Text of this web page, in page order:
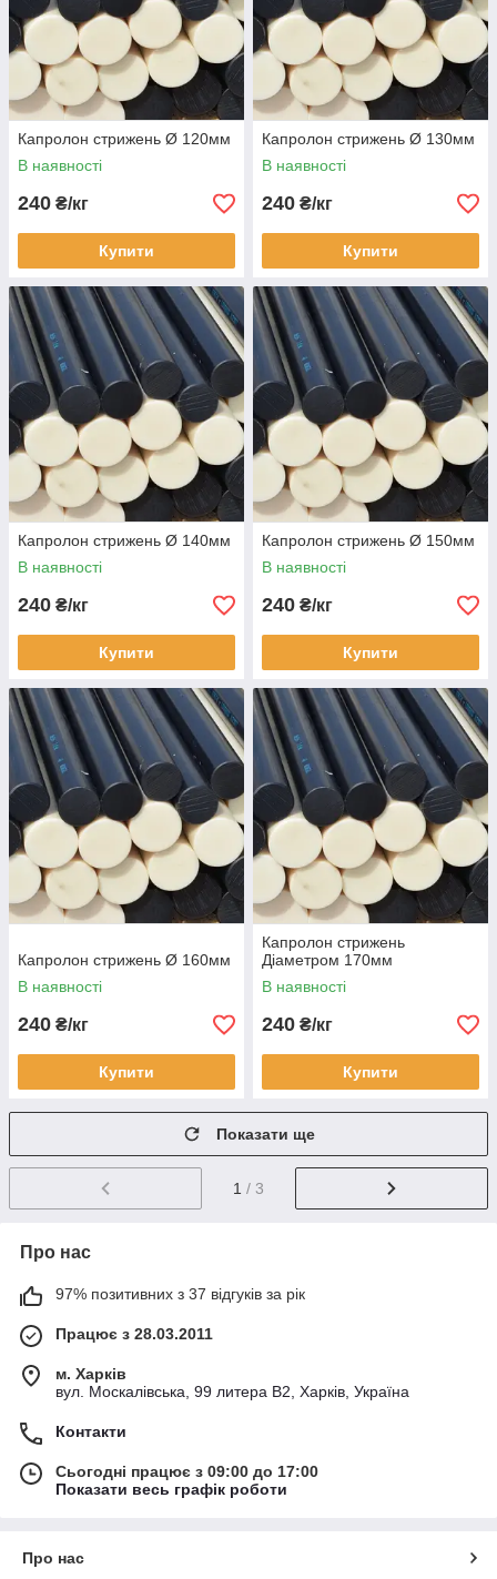
Капролон стрижень Ø 120мм
В наявності
240 ₴/кг
Купити
Капролон стрижень Ø 130мм
В наявності
240 ₴/кг
Купити
Капролон стрижень Ø 140мм
В наявності
240 ₴/кг
Купити
Капролон стрижень Ø 150мм
В наявності
240 ₴/кг
Купити
Капролон стрижень Ø 160мм
В наявності
240 ₴/кг
Купити
Капролон стрижень
Діаметром 170мм
В наявності
240 ₴/кг
Купити
Показати ще
1 / 3
Про нас
97% позитивних з 37 відгуків за рік
Працює з 28.03.2011
м. Харків
вул. Москалівська, 99 литера В2, Харків, Україна
Контакти
Сьогодні працює з 09:00 до 17:00
Показати весь графік роботи
Про нас